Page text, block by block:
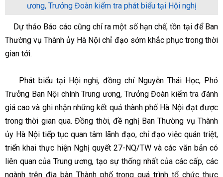
ương, Trưởng Đoàn kiểm tra phát biểu tại Hội nghị
Dự thảo Báo cáo cũng chỉ ra một số hạn chế, tồn tại để Ban
Thường vụ Thành ủy Hà Nội chỉ đạo sớm khắc phục trong thời
gian tới.
Phát biểu tại Hội nghị, đồng chí Nguyễn Thái Học, Phó
Trưởng Ban Nội chính Trung ương, Trưởng Đoàn kiểm tra đánh
giá cao và ghi nhận những kết quả thành phố Hà Nội đạt được
trong thời gian qua. Đồng thời, đề nghị Ban Thường vụ Thành
ủy Hà Nội tiếp tục quan tâm lãnh đạo, chỉ đạo việc quán triệt,
triển khai thực hiện Nghị quyết 27-NQ/TW và các văn bản có
liên quan của Trung ương, tạo sự thống nhất của các cấp, các
ngành trên địa bàn Thành phố trong quá trình tổ chức thực